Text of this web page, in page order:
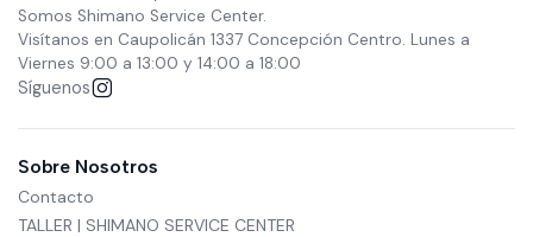
Somos Shimano Service Center.
Visítanos en Caupolicán 1337 Concepción Centro. Lunes a
Viernes 9:00 a 13:00 y 14:00 a 18:00
Síguenos
Sobre Nosotros
Contacto
TALLER | SHIMANO SERVICE CENTER